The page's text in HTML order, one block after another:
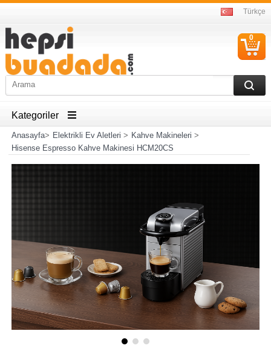
Türkçe
0
Kategoriler
Anasayfa> Elektrikli Ev Aletleri > Kahve Makineleri >
Hisense Espresso Kahve Makinesi HCM20CS